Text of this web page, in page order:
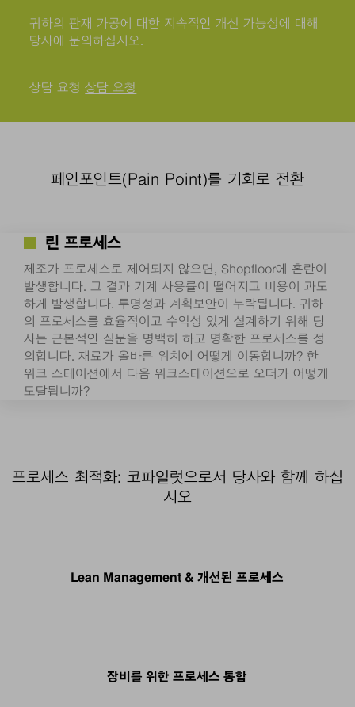
귀하의 판재 가공에 대한 지속적인 개선 가능성에 대해
당사에 문의하십시오.
상담 요청상담 요청
페인포인트(Pain Point)를 기회로 전환
린 프로세스
제조가 프로세스로 제어되지 않으면, Shopfloor에 혼란이
발생합니다. 그 결과 기계 사용률이 떨어지고 비용이 과도
하게 발생합니다. 투명성과 계획보안이 누락됩니다. 귀하
의 프로세스를 효율적이고 수익성 있게 설계하기 위해 당
사는 근본적인 질문을 명백히 하고 명확한 프로세스를 정
의합니다. 재료가 올바른 위치에 어떻게 이동합니까? 한
워크 스테이션에서 다음 워크스테이션으로 오더가 어떻게
도달됩니까?
프로세스 최적화: 코파일럿으로서 당사와 함께 하십
시오
Lean Management & 개선된 프로세스
장비를 위한 프로세스 통합